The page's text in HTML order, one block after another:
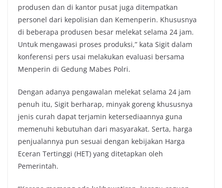
produsen dan di kantor pusat juga ditempatkan
personel dari kepolisian dan Kemenperin. Khususnya
di beberapa produsen besar melekat selama 24 jam.
Untuk mengawasi proses produksi,” kata Sigit dalam
konferensi pers usai melakukan evaluasi bersama
Menperin di Gedung Mabes Polri.
Dengan adanya pengawalan melekat selama 24 jam
penuh itu, Sigit berharap, minyak goreng khususnya
jenis curah dapat terjamin ketersediaannya guna
memenuhi kebutuhan dari masyarakat. Serta, harga
penjualannya pun sesuai dengan kebijakan Harga
Eceran Tertinggi (HET) yang ditetapkan oleh
Pemerintah.